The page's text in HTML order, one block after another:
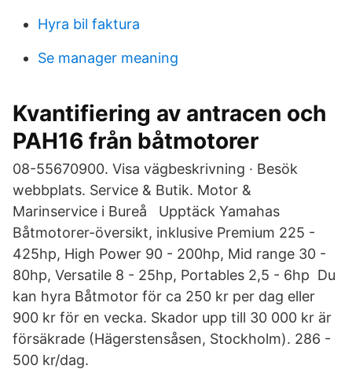
Hyra bil faktura
Se manager meaning
Kvantifiering av antracen och
PAH16 från båtmotorer
08-55670900. Visa vägbeskrivning · Besök
webbplats. Service & Butik. Motor &
Marinservice i Bureå Upptäck Yamahas
Båtmotorer-översikt, inklusive Premium 225 -
425hp, High Power 90 - 200hp, Mid range 30 -
80hp, Versatile 8 - 25hp, Portables 2,5 - 6hp Du
kan hyra Båtmotor för ca 250 kr per dag eller
900 kr för en vecka. Skador upp till 30 000 kr är
försäkrade (Hägerstensåsen, Stockholm). 286 -
500 kr/dag.